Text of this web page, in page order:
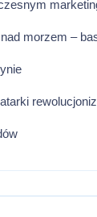
morzem –